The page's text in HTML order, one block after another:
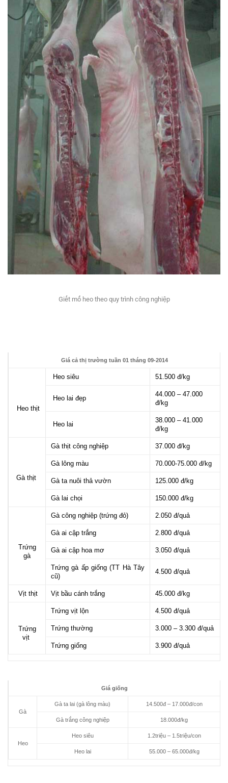
Giết mổ heo theo quy trình công nghiệp
Giá cả thị trường tuần 01 tháng 09-2014
Heo thịt
Heo siêu 51.500 đ/kg
Heo lai đẹp
44.000 – 47.000
đ/kg
Heo lai
38.000 – 41.000
đ/kg
Gà thịt
Gà thịt công nghiệp 37.000 đ/kg
Gà lông màu 70.000-75.000 đ/kg
Gà ta nuôi thả vườn 125.000 đ/kg
Gà lai chọi 150.000 đ/kg
Trứng
gà
Gà công nghiệp (trứng đỏ) 2.050 đ/quả
Gà ai cập trắng 2.800 đ/quả
Gà ai cập hoa mơ 3.050 đ/quả
Trứng gà ấp giống (TT Hà Tây
cũ)
4.500 đ/quả
Vịt thịt Vịt bầu cánh trắng 45.000 đ/kg
Trứng
vịt
Trứng vịt lộn 4.500 đ/quả
Trứng thường 3.000 – 3.300 đ/quả
Trứng giống 3.900 đ/quả
Giá giống
Gà
Gà ta lai (gà lông màu) 14.500đ – 17.000đ/con
Gà trắng công nghiệp 18.000đ/kg
Heo
Heo siêu 1.2triệu – 1.5triệu/con
Heo lai 55.000 – 65.000đ/kg